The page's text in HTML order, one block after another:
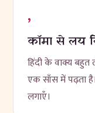
,
कॉमा से लय
हिंदी के वाक्य
एक साँस में पढ़ता
लगाएँ।